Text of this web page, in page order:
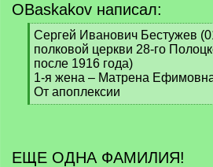
OBaskakov написал:
[
q
]
Сергей Иванович Бестужев
полковой церкви 28-го
после 1916 года)
1-я жена – Матрена
От апоплексии
[
ЕЩЕ ОДНА ФАМИЛИЯ!